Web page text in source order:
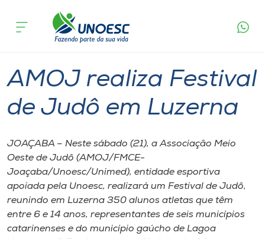
Cursos
Pesquisa
Portal de Ensino
A
acontece
AMOJ realiza Festival
de Judô em Luzerna
JOAÇABA – Neste sábado (21), a Associação Meio
Oeste de Judô (AMOJ/FMCE-
Joaçaba/Unoesc/Unimed), entidade esportiva
apoiada pela Unoesc, realizará um Festival de Judô,
reunindo em Luzerna 350 alunos atletas que têm
entre 6 e 14 anos, representantes de seis municípios
catarinenses e do município gaúcho de Lagoa